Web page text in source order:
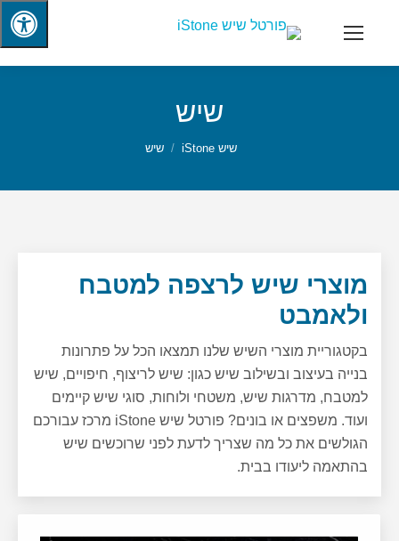
שיש
שיש iStone שיש
מוצרי שיש לרצפה למטבח
ולאמבט
בקטגוריית מוצרי השיש שלנו תמצאו הכל על פתרונות
בנייה בעיצוב ובשילוב שיש כגון: שיש לריצוף, חיפויים, שיש
למטבח, מדרגות שיש, משטחי ולוחות, סוגי שיש קיימים
ועוד. משפצים או בונים? פורטל שיש iStone מרכז עבורכם
הגולשים את כל מה שצריך לדעת לפני שרוכשים שיש
בהתאמה ליעודו בבית.